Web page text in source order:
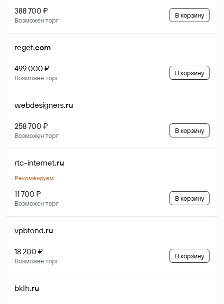
388 700 ₽
Возможен торг
В корзину
reget.com
499 000 ₽
Возможен торг
В корзину
webdesigners.ru
258 700 ₽
Возможен торг
В корзину
rtc-internet.ru
Рекомендуем
11 700 ₽
Возможен торг
В корзину
vpbfond.ru
18 200 ₽
Возможен торг
В корзину
bklh.ru